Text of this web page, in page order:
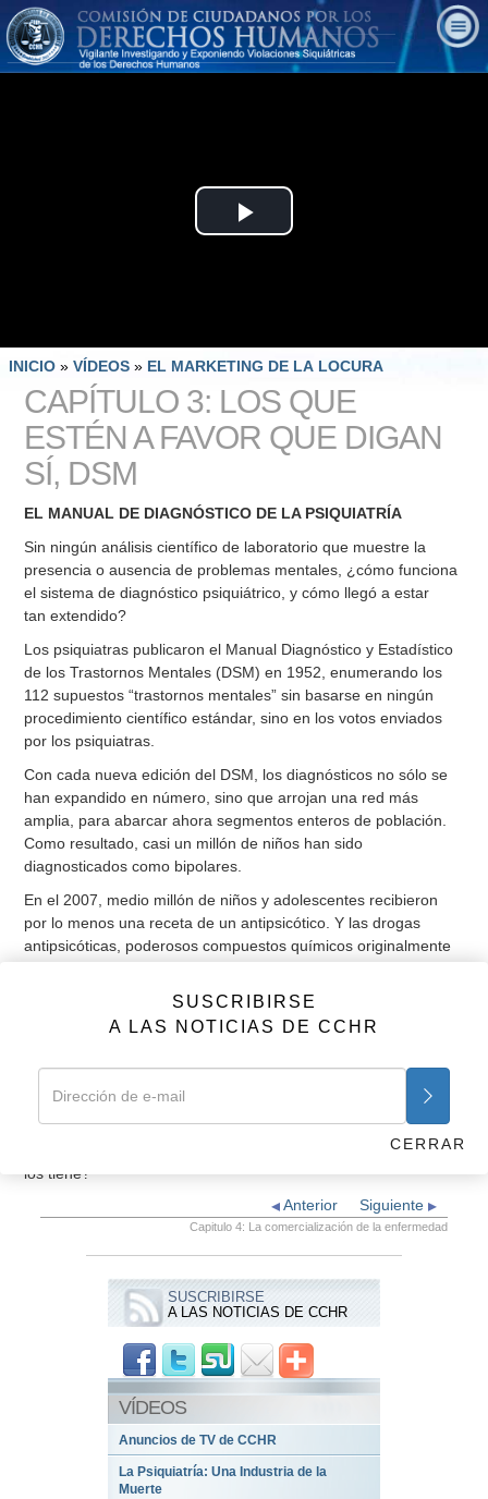
Play
INICIO » VÍDEOS » EL MARKETING DE LA LOCURA
CAPÍTULO 3: LOS QUE
ESTÉN A FAVOR QUE DIGAN
SÍ, DSM
EL MANUAL DE DIAGNÓSTICO DE LA PSIQUIATRÍA
Sin ningún análisis científico de laboratorio que muestre la
presencia o ausencia de problemas mentales, ¿cómo funciona
el sistema de diagnóstico psiquiátrico, y cómo llegó a estar
tan extendido?
Los psiquiatras publicaron el Manual Diagnóstico y Estadístico
de los Trastornos Mentales (DSM) en 1952, enumerando los
112 supuestos “trastornos mentales” sin basarse en ningún
procedimiento científico estándar, sino en los votos enviados
por los psiquiatras.
Con cada nueva edición del DSM, los diagnósticos no sólo se
han expandido en número, sino que arrojan una red más
amplia, para abarcar ahora segmentos enteros de población.
Como resultado, casi un millón de niños han sido
diagnosticados como bipolares.
En el 2007, medio millón de niños y adolescentes recibieron
por lo menos una receta de un antipsicótico. Y las drogas
antipsicóticas, poderosos compuestos químicos originalmente
mentalmente, son ahora una industria de 22,8 mil millones
los diagnósticos psiquiátricos no son médicos, sino meramente
se basan en comportamientos sometidos a votación.
Lo que nos lleva a la siguiente pregunta: ¿Cómo toman los
psiquiatras estos “trastornos” y hacen que la gente se crea que
los tiene?
Siguiente
Anterior
Capitulo 4: La comercialización de la enfermedad
SUSCRIBIRSE
A LAS NOTICIAS DE CCHR
VÍDEOS
Anuncios de TV de CCHR
La Psiquiatría: Una Industria de la
Muerte
SUSCRIBIRSE
A LAS NOTICIAS DE CCHR
CERRAR